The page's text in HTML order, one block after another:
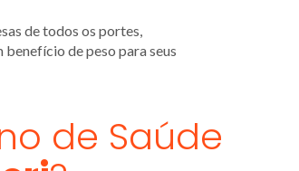
de todos os portes,
benefício de peso para seus
de Saúde